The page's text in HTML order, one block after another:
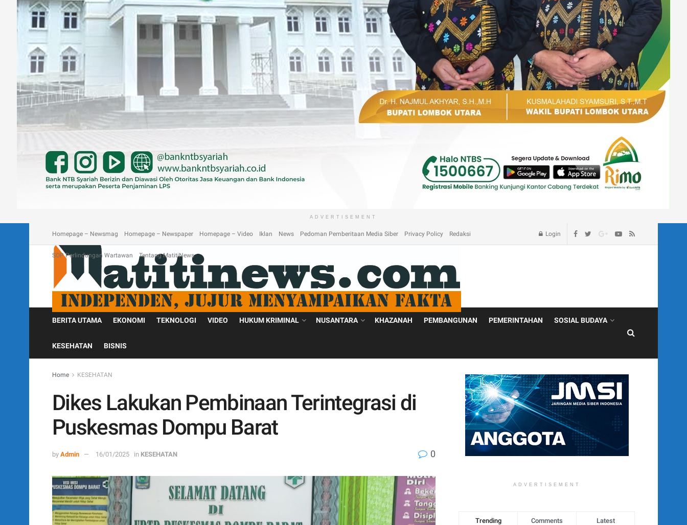
ADVERTISEMENT
Homepage – Newsmag Homepage – Newspaper Homepage – Video Iklan News Pedoman Pemberitaan Media Siber Privacy Policy Redaksi
SOP Perlindungan Wartawan Tentang MatitiNews
Login
BERITA UTAMA EKONOMI TEKNOLOGI VIDEO HUKUM KRIMINAL NUSANTARA KHAZANAH PEMBANGUNAN PEMERINTAHAN SOSIAL BUDAYA
KESEHATAN BISNIS
Home KESEHATAN
Dikes Lakukan Pembinaan Terintegrasi di
Puskesmas Dompu Barat
by Admin 16/01/2025 in KESEHATAN 0
ADVERTISEMENT
Trending Comments Latest